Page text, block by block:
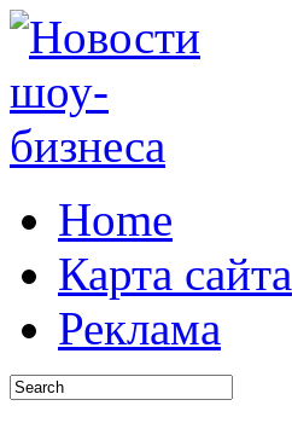
Home
Карта сайта
Реклама